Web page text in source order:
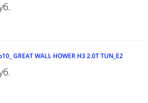
GREAT WALL HOWER H3 2.0T TUN_E2